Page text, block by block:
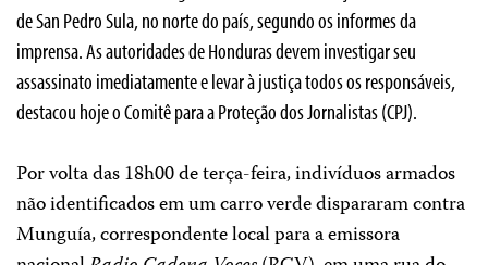
de San Pedro Sula, no norte do país, segundo os informes da
imprensa.As autoridades de Honduras devem investigar seu
assassinato imediatamente e levar à justiça todos os responsáveis,
destacou hoje o Comitê para a Proteção dos Jornalistas (CPJ).
Por volta das 18h00 de terça-feira, indivíduos armados
não identificados em um carro verde dispararam contra
Munguía, correspondente local para a emissora